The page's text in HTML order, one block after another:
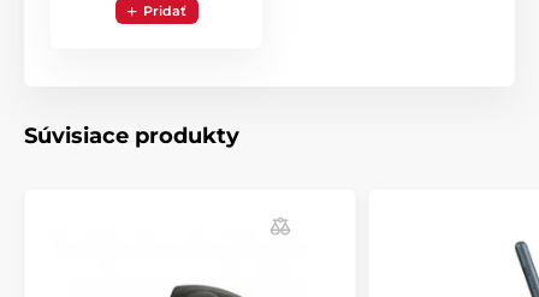
Displej Canicom 250 LE nemá displej.
Pridať
Súvisiace produkty